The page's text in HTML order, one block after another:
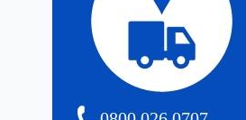
0800 026 0707